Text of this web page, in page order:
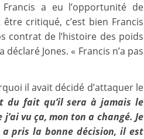
a eu l’opportunité de
critiqué, c’est bien Francis
contrat de l’histoire des poids
Jones. « Francis n’a pas
il avait décidé d’attaquer le
du fait qu’il sera à jamais le
vu ça, mon ton a changé. Je
pris la bonne décision, il est